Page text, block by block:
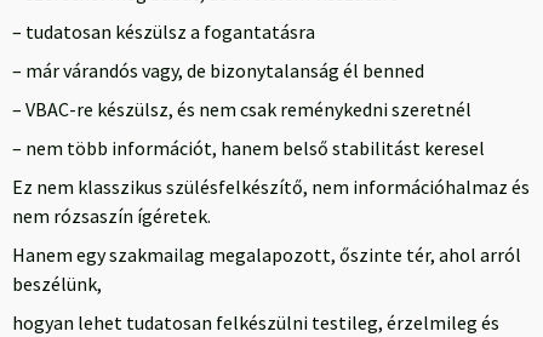
– tudatosan készülsz a fogantatásra
– már várandós vagy, de bizonytalanság él benned
– VBAC-re készülsz, és nem csak reménykedni szeretnél
– nem több információt, hanem belső stabilitást keresel
Ez nem klasszikus szülésfelkészítő, nem információhalmaz és
nem rózsaszín ígéretek.
Hanem egy szakmailag megalapozott, őszinte tér, ahol arról
beszélünk,
hogyan lehet tudatosan felkészülni testileg, érzelmileg és